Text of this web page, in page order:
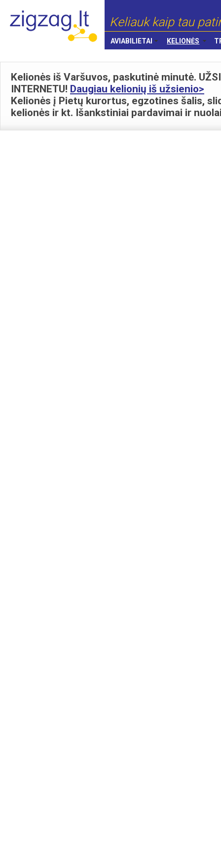
Keliauk kaip tau
AVIABILIETAI KELIONĖS
Kelionės iš Varšuvos, paskutinė minutė.
INTERNETU! Daugiau kelionių iš užsienio>
Kelionės į Pietų kurortus, egzotines šalis,
kelionės ir kt. Išankstiniai pardavimai ir